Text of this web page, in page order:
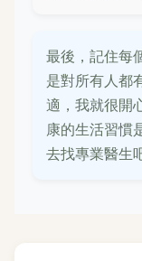
最後，記住每
是對所有人都
適，我就很開
康的生活習慣
去找專業醫生